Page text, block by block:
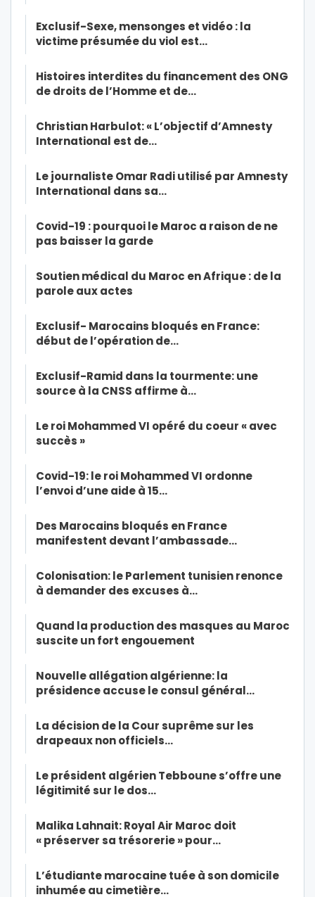
Exclusif-Sexe, mensonges et vidéo : la
victime présumée du viol est…
Histoires interdites du financement des ONG
de droits de l’Homme et de…
Christian Harbulot: « L’objectif d’Amnesty
International est de…
Le journaliste Omar Radi utilisé par Amnesty
International dans sa…
Covid-19 : pourquoi le Maroc a raison de ne
pas baisser la garde
Soutien médical du Maroc en Afrique : de la
parole aux actes
Exclusif- Marocains bloqués en France:
début de l’opération de…
Exclusif-Ramid dans la tourmente: une
source à la CNSS affirme à…
Le roi Mohammed VI opéré du coeur « avec
succès »
Covid-19: le roi Mohammed VI ordonne
l’envoi d’une aide à 15…
Des Marocains bloqués en France
manifestent devant l’ambassade…
Colonisation: le Parlement tunisien renonce
à demander des excuses à…
Quand la production des masques au Maroc
suscite un fort engouement
Nouvelle allégation algérienne: la
présidence accuse le consul général…
La décision de la Cour suprême sur les
drapeaux non officiels…
Le président algérien Tebboune s’offre une
légitimité sur le dos…
Malika Lahnait: Royal Air Maroc doit
« préserver sa trésorerie » pour…
L’étudiante marocaine tuée à son domicile
inhumée au cimetière…